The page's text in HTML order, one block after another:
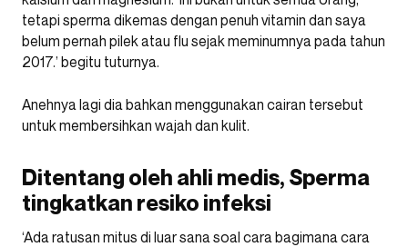
tetapi sperma dikemas dengan penuh vitamin dan saya
belum pernah pilek atau flu sejak meminumnya pada tahun
2017.’ begitu tuturnya.
Anehnya lagi dia bahkan menggunakan cairan tersebut
untuk membersihkan wajah dan kulit.
Ditentang oleh ahli medis, Sperma
tingkatkan resiko infeksi
‘Ada ratusan mitus di luar sana soal cara bagimana cara